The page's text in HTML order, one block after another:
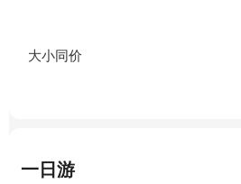
大小同价
一日游